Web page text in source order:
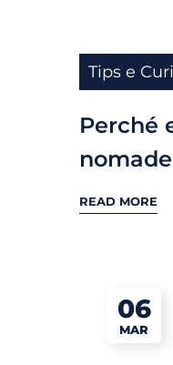
Tips e
Perché
READ MORE
06
MAR